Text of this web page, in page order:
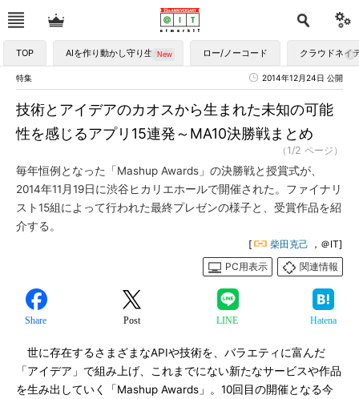
TOP AIを作り動かし守り生かす ロー/ノーコード クラウドネイ
特集 2014年12月24日 公開
技術とアイデアのカオスから生まれた未知の可能
性を感じるアプリ15連発～MA10決勝戦まとめ
（1/2 ページ）
毎年恒例となった「Mashup Awards」の決勝戦と授賞式が、
2014年11月19日に渋谷ヒカリエホールで開催された。ファイナリ
スト15組によって行われた最終プレゼンの様子と、受賞作品を紹
介する。
[ 柴田克己 ，＠IT]
PC用表示
関連情報
Share Post LINE Hatena
世に存在するさまざまなAPIや技術を、バラエティに富んだ
「アイデア」で組み上げ、これまでにない新たなサービスや作品
を生み出していく「Mashup Awards」。10回目の開催となる今